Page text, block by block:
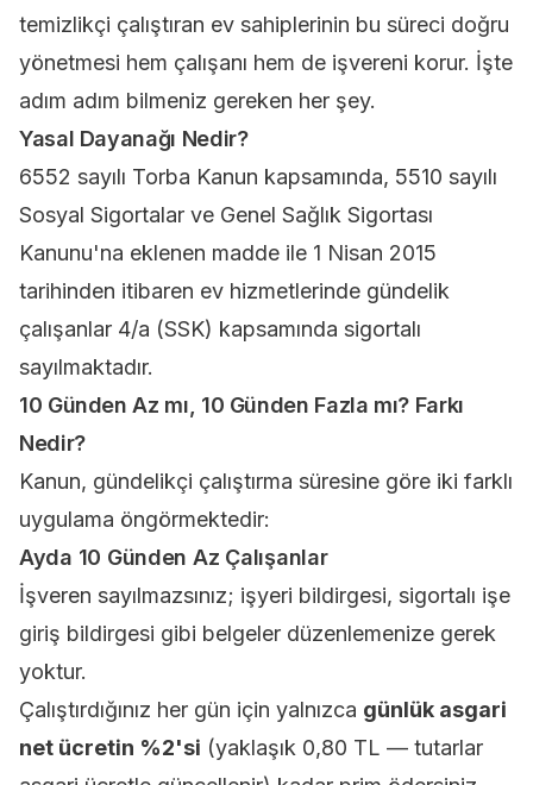
temizlikçi çalıştıran ev sahiplerinin bu süreci doğru
yönetmesi hem çalışanı hem de işvereni korur. İşte
adım adım bilmeniz gereken her şey.
Yasal Dayanağı Nedir?
6552 sayılı Torba Kanun kapsamında, 5510 sayılı
Sosyal Sigortalar ve Genel Sağlık Sigortası
Kanunu'na eklenen madde ile 1 Nisan 2015
tarihinden itibaren ev hizmetlerinde gündelik
çalışanlar 4/a (SSK) kapsamında sigortalı
sayılmaktadır.
10 Günden Az mı, 10 Günden Fazla mı? Farkı
Nedir?
Kanun, gündelikçi çalıştırma süresine göre iki farklı
uygulama öngörmektedir:
Ayda 10 Günden Az Çalışanlar
İşveren sayılmazsınız; işyeri bildirgesi, sigortalı işe
giriş bildirgesi gibi belgeler düzenlemenize gerek
yoktur.
Çalıştırdığınız her gün için yalnızca günlük asgari
net ücretin %2'si (yaklaşık 0,80 TL — tutarlar